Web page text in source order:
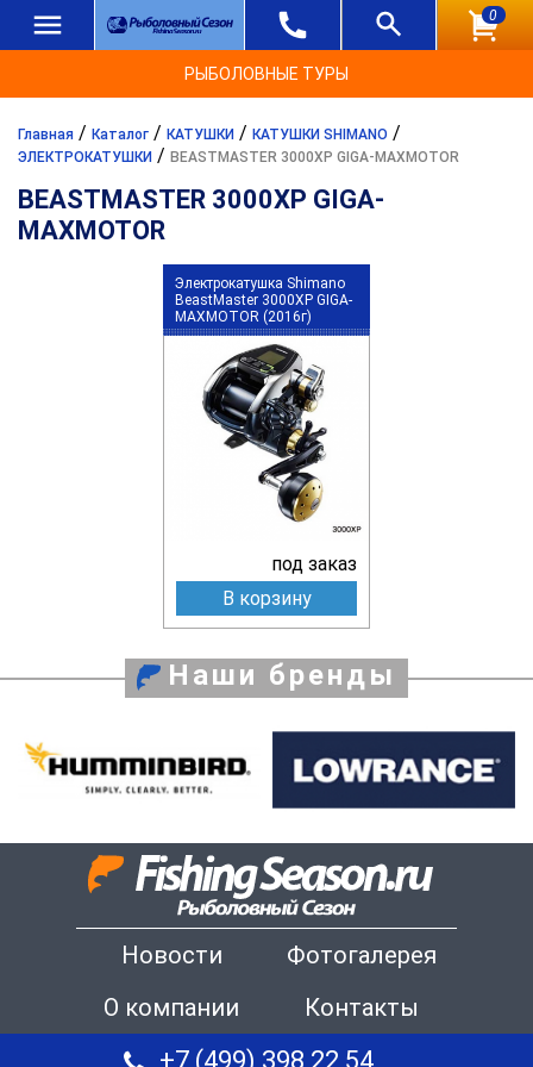
0
РЫБОЛОВНЫЕ ТУРЫ
Главная / Каталог / КАТУШКИ / КАТУШКИ SHIMANO /
ЭЛЕКТРОКАТУШКИ / BEASTMASTER 3000XP GIGA-MAXMOTOR
BEASTMASTER 3000XP GIGA-
MAXMOTOR
Электрокатушка Shimano
BeastMaster 3000XP GIGA-
MAXMOTOR (2016г)
под заказ
В корзину
Наши бренды
Новости
Фотогалерея
О компании
Контакты
+7 (499) 398 22 54